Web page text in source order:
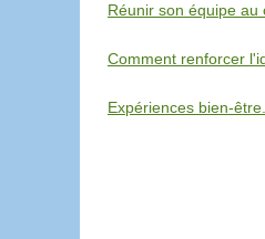
Réunir son équipe
Comment renforcer
Expériences bien-